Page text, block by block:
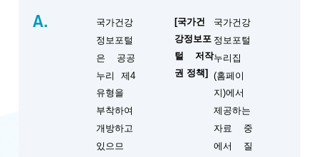
A.
국가건강
정보포털
은 공공
누리 제4
유형을
부착하여
개방하고
있으므
[국가건
강정보포
털 저작
권 정책]
국가건강
정보포털
누리집
(홈페이
지)에서
제공하는
자료 중
에서 질